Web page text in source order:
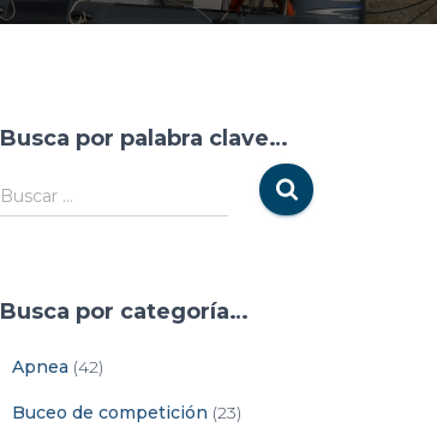
Busca por palabra clave…
Buscar …
Busca por categoría…
Apnea (42)
Buceo de competición (23)